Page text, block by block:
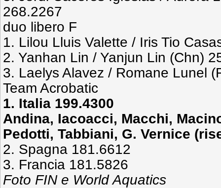
268.2267
duo libero F
1. Lilou Lluis Valette / Iris Tio
2. Yanhan Lin / Yanjun Lin (Chn)
3. Laelys Alavez / Romane Lunel
Team Acrobatic
1. Italia 199.4300
Andina, Iacoacci, Macchi,
Pedotti, Tabbiani, G. Vernice
2. Spagna 181.6612
3. Francia 181.5826
Foto FIN e World Aquatics